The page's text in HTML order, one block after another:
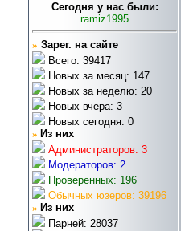
Cегодня у нас были:
ramiz1995
» Зарег. на сайте
Всего: 39417
Новых за месяц: 147
Новых за неделю: 20
Новых вчера: 3
Новых сегодня: 0
» Из них
Администраторов: 3
Модераторов: 2
Проверенных: 196
Обычных юзеров: 39196
» Из них
Парней: 28037